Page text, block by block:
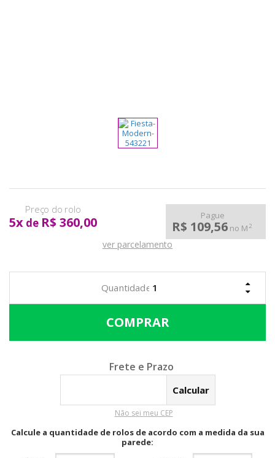
5x de R$ 360,00 Pague
R$ 109,56 no M2
ver parcelamento
Calcular o Frete
Não sei meu CEP
Calcule a quantidade de rolos de acordo com a medida da sua
parede: